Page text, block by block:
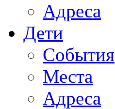
Адреса
Дети
События
Места
Адреса